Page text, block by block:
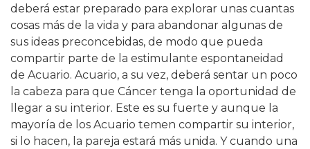
deberá estar preparado para explorar unas cuantas
cosas más de la vida y para abandonar algunas de
sus ideas preconcebidas, de modo que pueda
compartir parte de la estimulante espontaneidad
de Acuario. Acuario, a su vez, deberá sentar un poco
la cabeza para que Cáncer tenga la oportunidad de
llegar a su interior. Este es su fuerte y aunque la
mayoría de los Acuario temen compartir su interior,
si lo hacen, la pareja estará más unida. Y cuando una